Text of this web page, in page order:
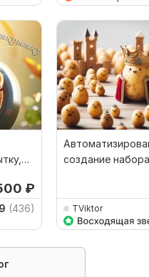
₽
(436)
создание
TViktor